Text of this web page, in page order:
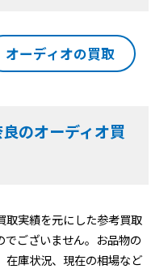
オーディオの買取
のオーディオ買
実績を元にした参考買取
ございません。お品物の
在庫状況、現在の相場など